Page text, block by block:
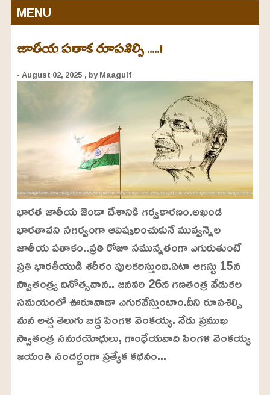
MENU
జాతీయ పతాక రూపశిల్పి .....!
- August 02, 2025 , by Maagulf
భారత జాతీయ జెండా దేశానికి గర్వకారణం.అఖండ
భారతావని సగర్వంగా ఆవిష్కరించుకునే మువ్వన్నెల
జాతీయ పతాకం..ప్రతి రోజూ సమున్నతంగా ఎగురుతుంటే
ప్రతి భారతీయుడి శరీరం పులకరిస్తుంది.ఏటా ఆగస్టు 15న
స్వాతంత్య్ర దినోత్సవాన.. జనవరి 26న గణతంత్ర వేడుకల
సమయంలో ఊరూవాడా ఎగురవేస్తుంటాం.దీని రూపశిల్పి
మన అచ్చ తెలుగు బిడ్డ పింగళి వెంకయ్య. నేడు ప్రముఖ
స్వాతంత్ర సమరయోధులు, గాంధేయవాది పింగళి వెంకయ్య
జయంతి సందర్భంగా ప్రత్యేక కథనం...